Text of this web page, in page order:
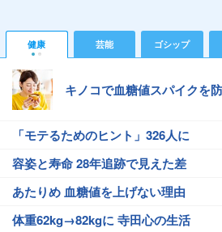
健康 芸能 ゴシップ
キノコで血糖値スパイクを
「モテるためのヒント」326人に
容姿と寿命 28年追跡で見えた差
あたりめ 血糖値を上げない理由
体重62kg→82kgに 寺田心の生活